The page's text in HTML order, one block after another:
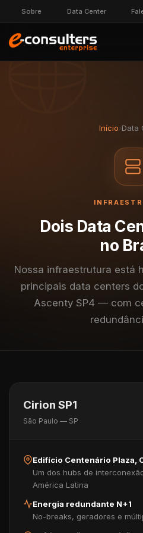
Sobre Data Center
Início›Data
Dois Data
no
Nossa infraestrutura está
principais data centers
Ascenty SP4 — com
Cirion SP1
São Paulo — SP
Edifício Centenário Plaza,
Um dos hubs de
América Latina
Energia redundante N+1
No-breaks, geradores e